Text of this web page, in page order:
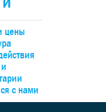
20
или с возможностью
инвестиционных
районе с
Идеальное место для
и
доехать на
цены
с нами